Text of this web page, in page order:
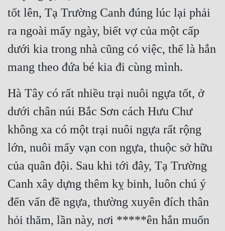
tốt lên, Tạ Trường Canh đúng lúc lại phải
ra ngoài mấy ngày, biết vợ của một cấp
dưới kia trong nhà cũng có việc, thế là hắn
mang theo đứa bé kia đi cùng mình.
Hà Tây có rất nhiều trại nuôi ngựa tốt, ở
dưới chân núi Bắc Sơn cách Hưu Chư
không xa có một trại nuôi ngựa rất rộng
lớn, nuôi mấy vạn con ngựa, thuộc sở hữu
của quân đội. Sau khi tới đây, Tạ Trường
Canh xây dựng thêm kỵ binh, luôn chú ý
đến vấn đề ngựa, thường xuyên đích thân
hỏi thăm, lần này, nơi *****ên hắn muốn